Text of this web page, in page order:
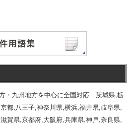
・九州地方を中心に全国対応 茨城県,栃
都,八王子,神奈川県,横浜,福井県,岐阜県,
賀県,京都府,大阪府,兵庫県,神戸,奈良県,